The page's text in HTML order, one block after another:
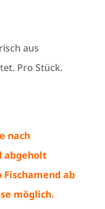
aus
Pro Stück.
nach
abgeholt
ab
möglich.